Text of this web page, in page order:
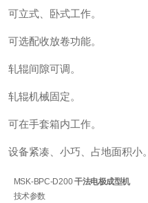
可立式、卧式工作。
可选配收放卷功能。
轧辊间隙可调。
轧辊机械固定。
可在手套箱内工作。
设备紧凑、小巧、占地面积小。
MSK-BPC-D200干法电极成型机
技术参数